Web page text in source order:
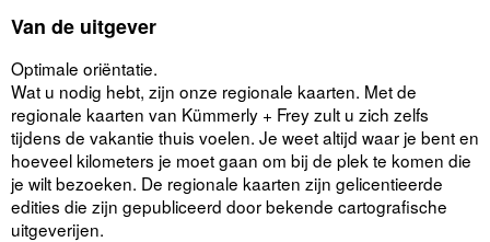
Van de uitgever
Optimale oriëntatie.
Wat u nodig hebt, zijn onze regionale kaarten. Met de
regionale kaarten van Kümmerly + Frey zult u zich zelfs
tijdens de vakantie thuis voelen. Je weet altijd waar je bent en
hoeveel kilometers je moet gaan om bij de plek te komen die
je wilt bezoeken. De regionale kaarten zijn gelicentieerde
edities die zijn gepubliceerd door bekende cartografische
uitgeverijen.